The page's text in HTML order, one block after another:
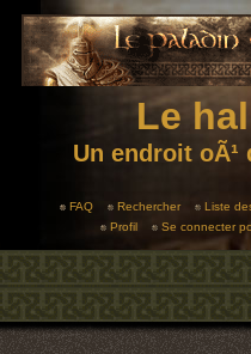
Le
Un endroit
FAQ Rechercher
Liste
Profil
Se connecter